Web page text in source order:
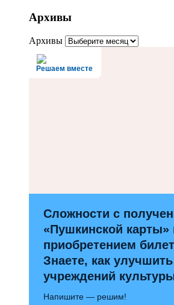
Архивы
Архивы
Решаем вместе
Сложности с
«Пушкинской карты»
приобретением
Знаете, как
учреждений
Напишите — решим!